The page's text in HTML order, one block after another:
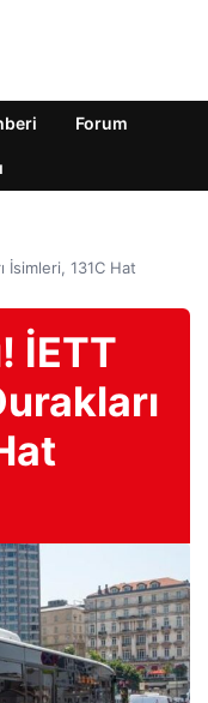
Forum
İsimleri, 131C Hat
İETT